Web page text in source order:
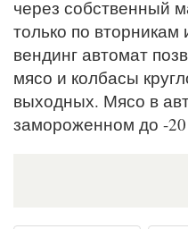
через собственный
только по
вендинг автомат
мясо и колбасы
выходных. Мясо в
замороженном до -20